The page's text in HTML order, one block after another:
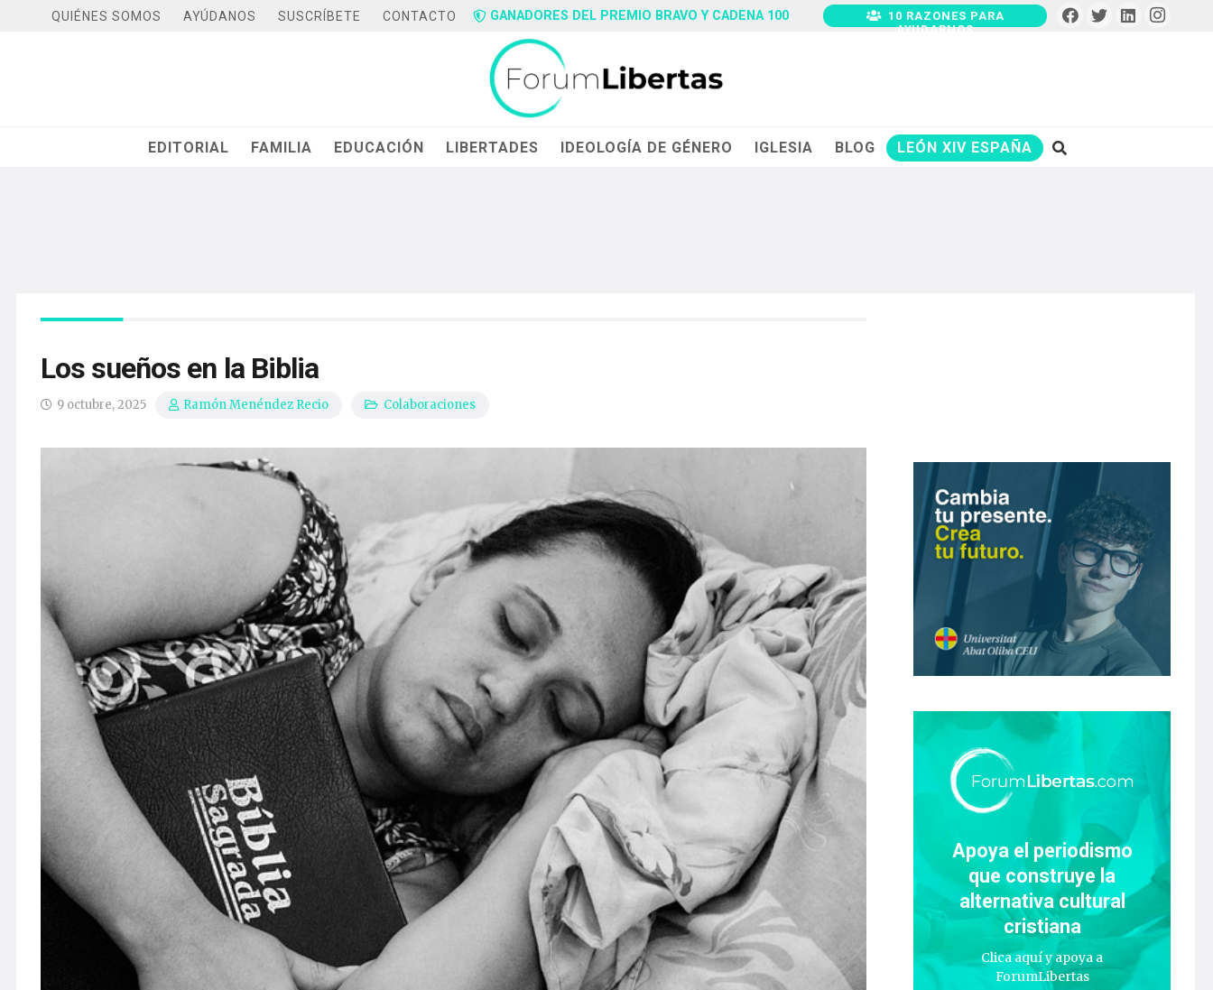
QUIÉNES SOMOS AYÚDANOS SUSCRÍBETE CONTACTO GANADORES DEL PREMIO BRAVO Y CADENA 100
10 RAZONES PARA
AYUDARNOS
EDITORIAL FAMILIA EDUCACIÓN LIBERTADES IDEOLOGÍA DE GÉNERO IGLESIA BLOG LEÓN XIV ESPAÑA
Los sueños en la Biblia
9 octubre, 2025 Ramón Menéndez Recio Colaboraciones
Apoya el periodismo
que construye la
alternativa cultural
cristiana
Clica aquí y apoya a
ForumLibertas